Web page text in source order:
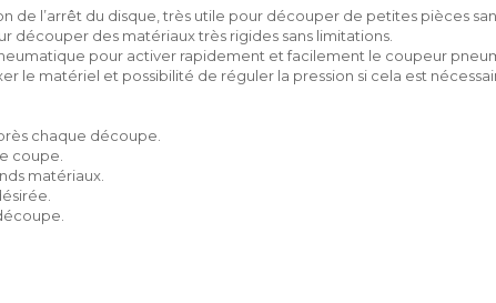
de l’arrêt du disque, très utile pour découper de petites pièces
découper des matériaux très rigides sans limitations.
pour activer rapidement et facilement le coupeur
le matériel et possibilité de réguler la pression si cela est
chaque découpe.
coupe.
matériaux.